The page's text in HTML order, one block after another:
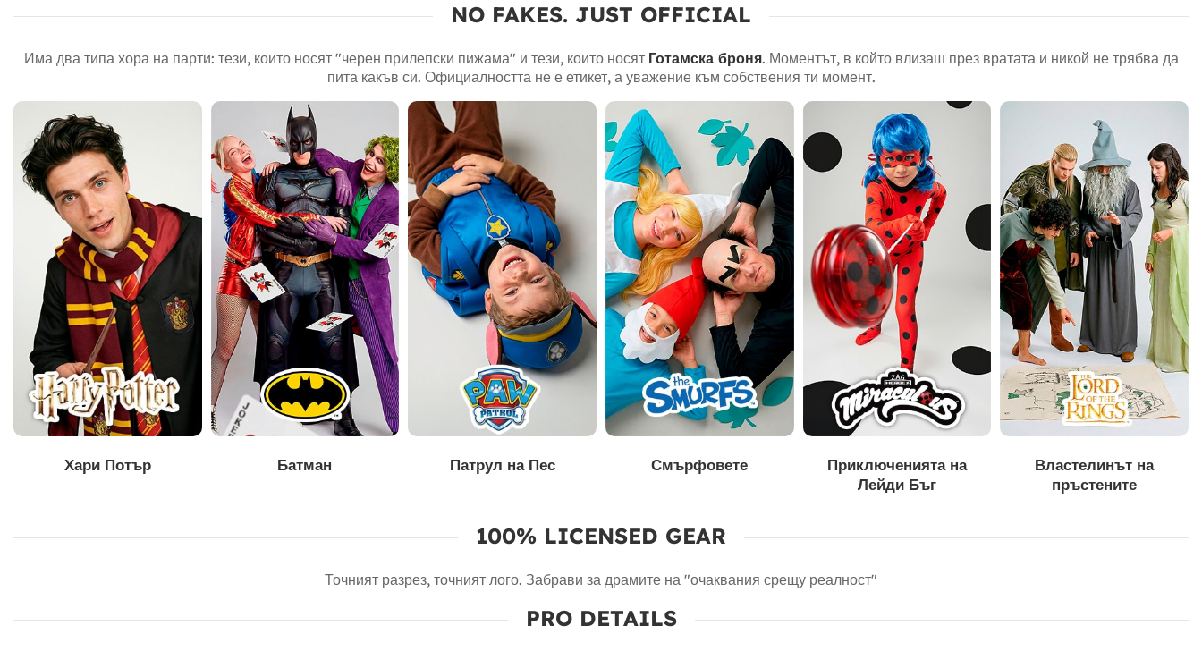
NO FAKES. JUST OFFICIAL
Има два типа хора на парти: тези, които носят "черен прилепски пижама" и тези, които носят Готамска броня. Моментът, в който влизаш през вратата и никой не трябва да
пита какъв си. Официалността не е етикет, а уважение към собствения ти момент.
Хари Потър Батман Патрул на Пес Смърфовете
Приключенията на
Лейди Бъг
Властелинът на
пръстените
100% LICENSED GEAR
Точният разрез, точният лого. Забрави за драмите на "очаквания срещу реалност"
PRO DETAILS